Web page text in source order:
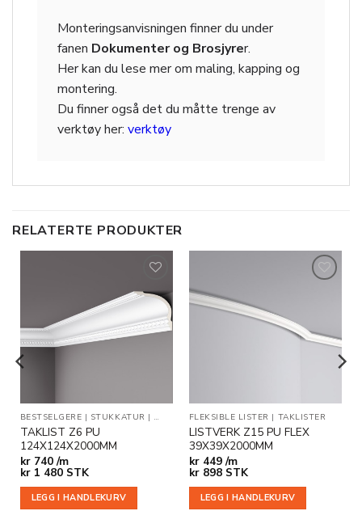
Monteringsanvisningen finner du under
fanen Dokumenter og Brosjyrer.
Her kan du lese mer om maling, kapping og
montering.
Du finner også det du måtte trenge av
verktøy her: verktøy
RELATERTE PRODUKTER
Legg til
i
ønskeliste
BESTSELGERE | STUKKATUR | TAKLISTER
TAKLIST Z6 PU
124X124X2000MM
kr740 /m
kr1 480 STK
LEGG I HANDLEKURV
ønskeliste
FLEKSIBLE LISTER | TAKLISTER
LISTVERK Z15 PU FLEX
39X39X2000MM
kr449 /m
kr898 STK
LEGG I HANDLEKURV
OG DEKORLISTER